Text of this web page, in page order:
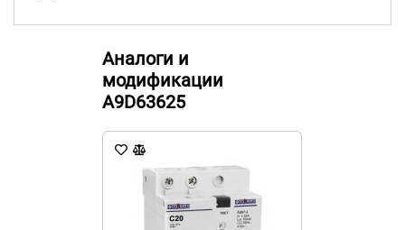
Аналоги и
модификации
A9D63625